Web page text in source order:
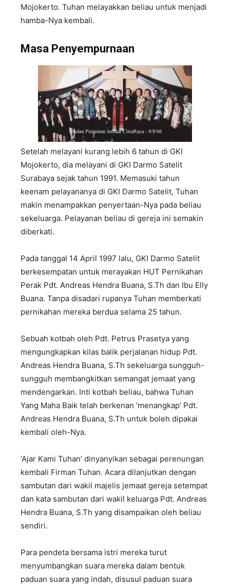
Mojokerto. Tuhan melayakkan beliau untuk menjadi
hamba-Nya kembali.
Masa Penyempurnaan
Setelah melayani kurang lebih 6 tahun di GKI
Mojokerto, dia melayani di GKI Darmo Satelit
Surabaya sejak tahun 1991. Memasuki tahun
keenam pelayananya di GKI Darmo Satelit, Tuhan
makin menampakkan penyertaan-Nya pada beliau
sekeluarga. Pelayanan beliau di gereja ini semakin
diberkati.
Pada tanggal 14 April 1997 lalu, GKI Darmo Satelit
berkesempatan untuk merayakan HUT Pernikahan
Perak Pdt. Andreas Hendra Buana, S.Th dan Ibu Elly
Buana. Tanpa disadari rupanya Tuhan memberkati
pernikahan mereka berdua selama 25 tahun.
Sebuah kotbah oleh Pdt. Petrus Prasetya yang
mengungkapkan kilas balik perjalanan hidup Pdt.
Andreas Hendra Buana, S.Th sekeluarga sungguh-
sungguh membangkitkan semangat jemaat yang
mendengarkan. Inti kotbah beliau, bahwa Tuhan
Yang Maha Baik telah berkenan ‘menangkap’ Pdt.
Andreas Hendra Buana, S.Th untuk boleh dipakai
kembali oleh-Nya.
‘Ajar Kami Tuhan’ dinyanyikan sebagai perenungan
kembali Firman Tuhan. Acara dilanjutkan dengan
sambutan dari wakil majelis jemaat gereja setempat
dan kata sambutan dari wakil keluarga Pdt. Andreas
Hendra Buana, S.Th yang disampaikan oleh beliau
sendiri.
Para pendeta bersama istri mereka turut
menyumbangkan suara mereka dalam bentuk
paduan suara yang indah, disusul paduan suara